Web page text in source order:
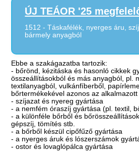
ÚJ TEÁOR '25
1512 - Táskafélék, nyerges áru,
bármely anyagból
Ebbe a szakágazatba tartozik:
- bőrönd, kézitáska és hasonló cikkek
összeállításokból és más anyagból, pl.
textilanyagból, vulkánfíberből,
bőrtermékekével azonos az
- szíjazat és nyereg gyártása
- a nemfém óraszíj gyártása (pl. textil,
- a különféle bőrből és
gépszíj, tömítés stb.
- a bőrből készül cipőfűző gyártása
- a nyerges áruk és lószerszámok
- ostor és lovaglópálca gyártása